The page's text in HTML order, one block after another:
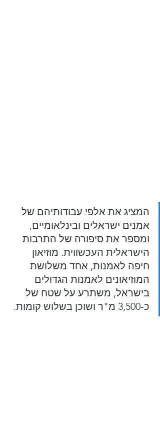
המציג את אלפי עבודותיהם של
אמנים ישראלים ובינלאומיים,
ומספר את סיפורה של התרבות
הישראלית העכשווית. מוזיאון
חיפה לאמנות, אחד משלושת
המוזיאונים לאמנות הגדולים
בישראל, משתרע על שטח של
כ-3,500 מ"ר ושוכן בשלוש קומות.